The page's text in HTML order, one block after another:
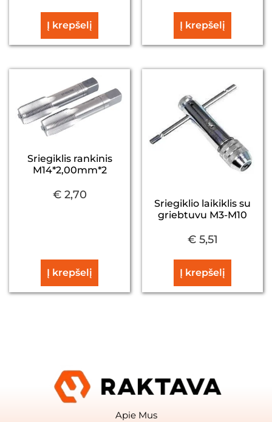
Į krepšelį Į krepšelį
Sriegiklis rankinis
M14*2,00mm*2
€2,70
Į krepšelį
Sriegiklio laikiklis su
griebtuvu M3-M10
€5,51
Į krepšelį
Apie Mus